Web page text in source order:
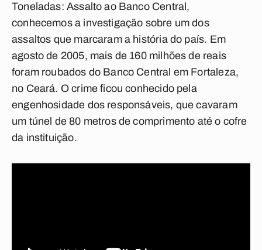
Toneladas: Assalto ao Banco Central,
conhecemos a investigação sobre um dos
assaltos que marcaram a história do país. Em
agosto de 2005, mais de 160 milhões de reais
foram roubados do Banco Central em Fortaleza,
no Ceará. O crime ficou conhecido pela
engenhosidade dos responsáveis, que cavaram
um túnel de 80 metros de comprimento até o cofre
da instituição.